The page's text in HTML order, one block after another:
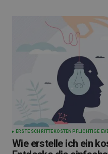
ERSTE SCHRITTE KOSTENPFLICHTIGE
Wie erstelle ich ein